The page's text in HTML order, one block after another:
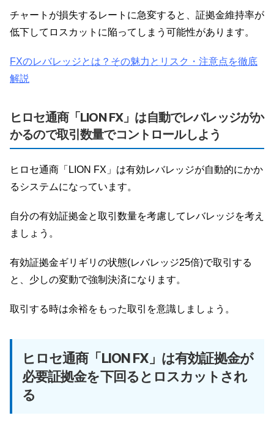
チャートが損失するレートに急変すると、証拠金維持率が
低下してロスカットに陥ってしまう可能性があります。
FXのレバレッジとは？その魅力とリスク・注意点を徹底
解説
ヒロセ通商「LION FX」は自動でレバレッジがか
かるので取引数量でコントロールしよう
ヒロセ通商「LION FX」は有効レバレッジが自動的にかか
るシステムになっています。
自分の有効証拠金と取引数量を考慮してレバレッジを考え
ましょう。
有効証拠金ギリギリの状態(レバレッジ25倍)で取引する
と、少しの変動で強制決済になります。
取引する時は余裕をもった取引を意識しましょう。
ヒロセ通商「LION FX」は有効証拠金が
必要証拠金を下回るとロスカットされ
る